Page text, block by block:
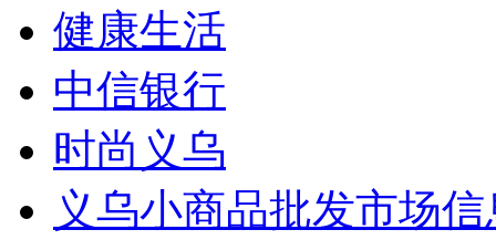
健康生活
中信银行
时尚义乌
义乌小商品批发市场